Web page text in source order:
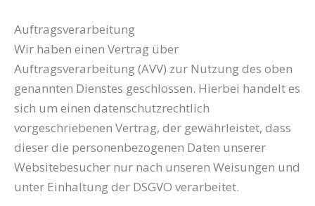
Auftragsverarbeitung
Wir haben einen Vertrag über
Auftragsverarbeitung (AVV) zur Nutzung des oben
genannten Dienstes geschlossen. Hierbei handelt es
sich um einen datenschutzrechtlich
vorgeschriebenen Vertrag, der gewährleistet, dass
dieser die personenbezogenen Daten unserer
Websitebesucher nur nach unseren Weisungen und
unter Einhaltung der DSGVO verarbeitet.